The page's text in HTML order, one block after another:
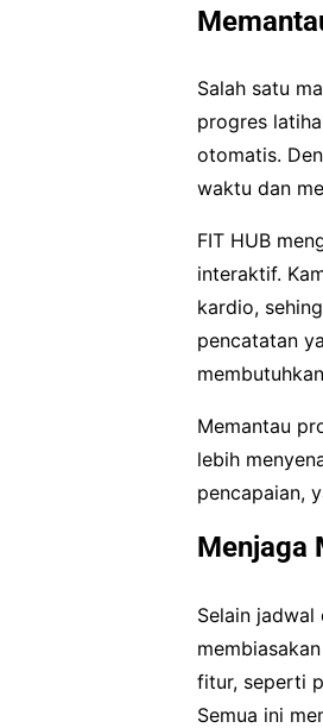
Salah satu
progres
otomatis.
waktu dan
FIT HUB
interaktif.
kardio,
pencatatan
Memantau
lebih
pencapaian,
Menjaga
Selain
fitur, seperti
Semua ini